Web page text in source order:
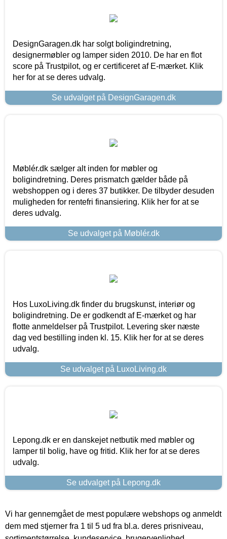
DesignGaragen.dk har solgt boligindretning,
designermøbler og lamper siden 2010. De har en flot
score på Trustpilot, og er certificeret af E-mærket. Klik
her for at se deres udvalg.
Se udvalget på DesignGaragen.dk
Møblér.dk sælger alt inden for møbler og
boligindretning. Deres prismatch gælder både på
webshoppen og i deres 37 butikker. De tilbyder desuden
muligheden for rentefri finansiering. Klik her for at se
deres udvalg.
Se udvalget på Møblér.dk
Hos LuxoLiving.dk finder du brugskunst, interiør og
boligindretning. De er godkendt af E-mærket og har
flotte anmeldelser på Trustpilot. Levering sker næste
dag ved bestilling inden kl. 15. Klik her for at se deres
udvalg.
Se udvalget på LuxoLiving.dk
Lepong.dk er en danskejet netbutik med møbler og
lamper til bolig, have og fritid. Klik her for at se deres
udvalg.
Se udvalget på Lepong.dk
Vi har gennemgået de mest populære webshops og anmeldt
dem med stjerner fra 1 til 5 ud fra bl.a. deres prisniveau,